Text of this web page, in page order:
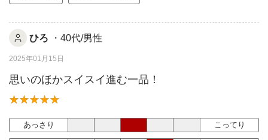
ひろ ・40代/男性
2025年01月15日
思いのほかスイスイ進む一品！
あっさり こってり